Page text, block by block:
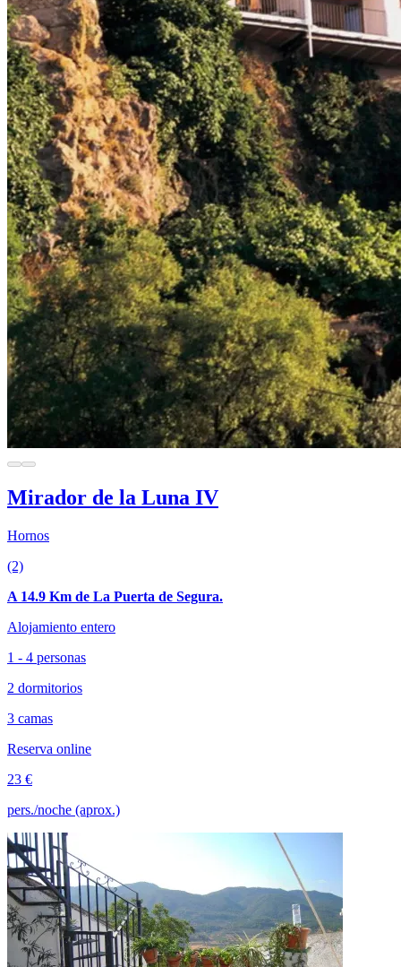
Mirador de la Luna IV
Hornos
(2)
A 14.9 Km de La Puerta de Segura.
Alojamiento entero
1 - 4 personas
2 dormitorios
3 camas
Reserva online
23 €
pers./noche (aprox.)